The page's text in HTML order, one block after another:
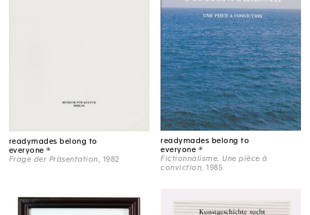
readymades belong to
everyone ®
Frage der Präsentation, 1982
readymades belong to
everyone ®
Fictionnalisme. Une pièce à
conviction , 1985